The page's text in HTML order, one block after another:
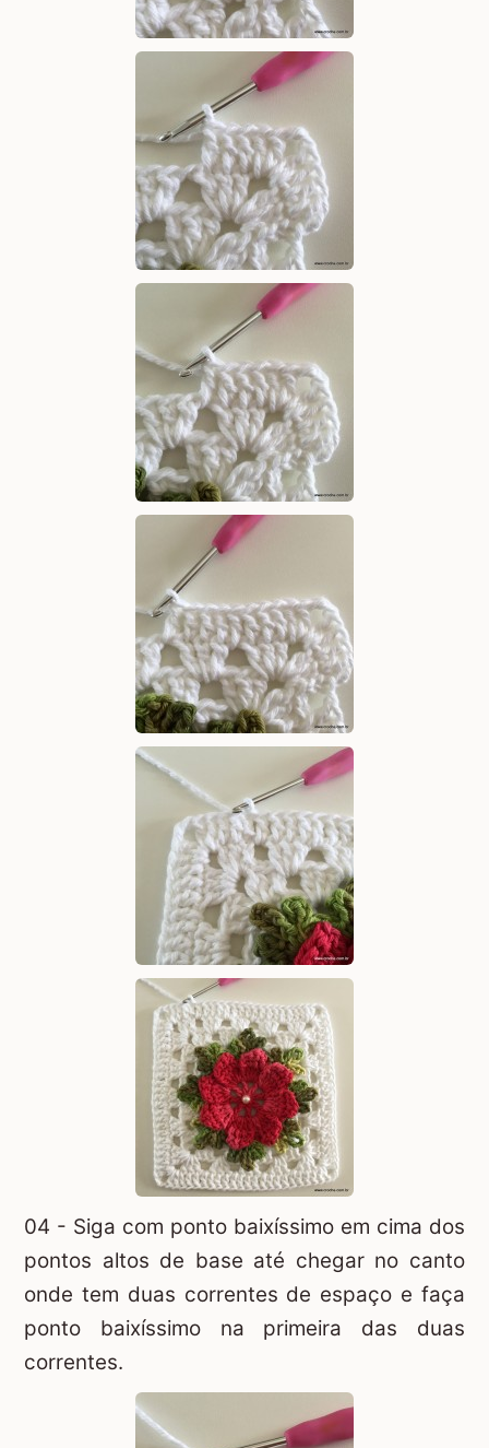
04 - Siga com ponto baixíssimo em cima dos
pontos altos de base até chegar no canto
onde tem duas correntes de espaço e faça
ponto baixíssimo na primeira das duas
correntes.